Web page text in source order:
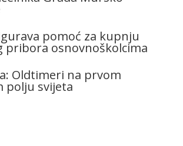
pomoć za kupnju
pribora osnovnoškolcima
Oldtimeri na prvom
polju svijeta